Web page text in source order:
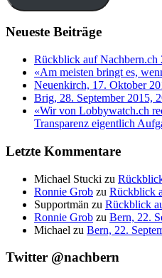
Neueste Beiträge
Rückblick auf Nachbern.ch
«Am meisten bringt es,
Neuenkirch, 17. Oktober
Brig, 28. September 2015,
«Wir von Lobbywatch.ch
Transparenz eigentlich
Letzte Kommentare
Michael Stucki zu
Ronnie Grob zu Rückblick
Supportmän zu Rückblick
Ronnie Grob zu Bern, 22.
Michael zu Bern, 22.
Twitter @nachbern